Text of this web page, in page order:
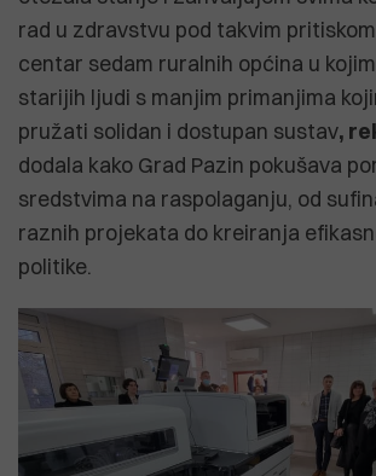
rad u zdravstvu pod takvim
centar sedam ruralnih općina u
starijih ljudi s manjim primanjima
pružati solidan i dostupan sustav,
dodala kako Grad Pazin pokušava
sredstvima na raspolaganju, od
raznih projekata do kreiranja
politike.